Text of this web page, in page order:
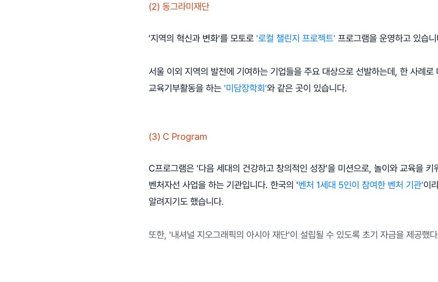
(2) 동그라미재단
'지역의 혁신과 변화'를 모토로 '로컬 챌린지 프로젝트' 프로그램을 운영하고 있습
서울 이외 지역의 발전에 기여하는 기업들을 주요 대상으로 선발하는데, 한 사례로
교육기부활동을 하는 '미담장학회'와 같은 곳이 있습니다.
(3) C Program
C프로그램은 '다음 세대의 건강하고 창의적인 성장'을 미션으로, 놀이와 교육을 키
벤처자선 사업을 하는 기관입니다. 한국의 '벤처 1세대 5인이 참여한 벤처 기관'이
알려지기도 했습니다.
또한, '내셔널 지오그래픽의 아시아 재단'이 설립될 수 있도록 초기 자금을 제공했